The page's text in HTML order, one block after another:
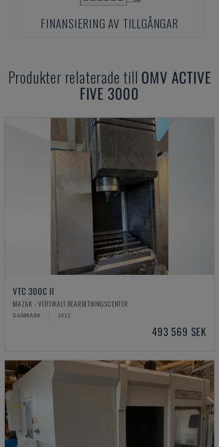
FINANSIERING AV TILLGÅNGAR
Produkter relaterade till OMV ACTIVE
FIVE 3000
VTC 300C II
MAZAK - VERTIKALT BEARBETNINGSCENTER
DANMARK 2012
493 569 SEK